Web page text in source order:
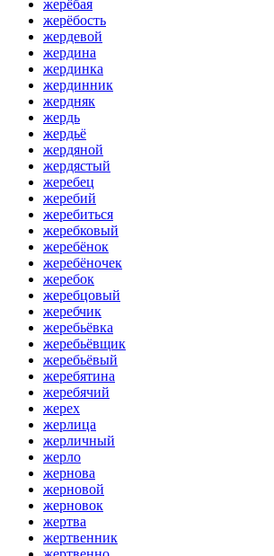
жерёбая
жерёбость
жердевой
жердина
жердинка
жердинник
жердняк
жердь
жердьё
жердяной
жердястый
жеребец
жеребий
жеребиться
жеребковый
жеребёнок
жеребёночек
жеребок
жеребцовый
жеребчик
жеребьёвка
жеребьёвщик
жеребьёвый
жеребятина
жеребячий
жерех
жерлица
жерличный
жерло
жернова
жерновой
жерновок
жертва
жертвенник